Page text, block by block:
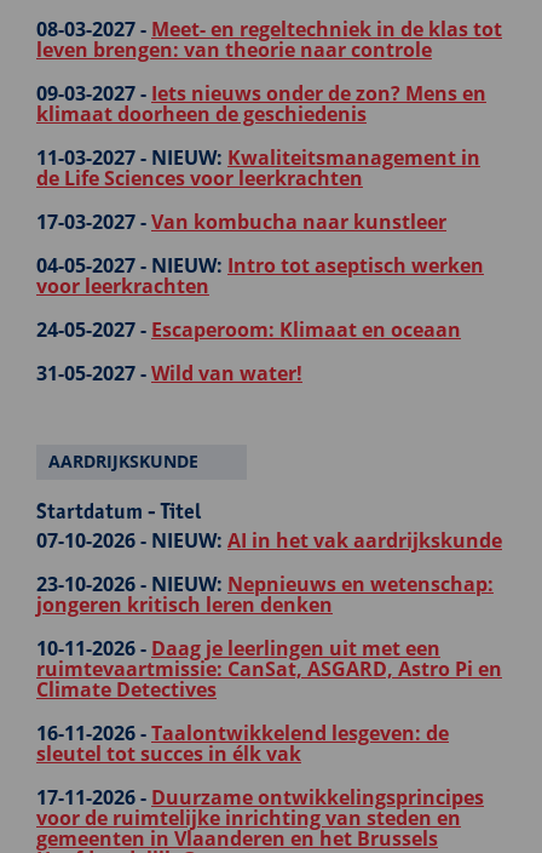
08-03-2027 - Meet- en regeltechniek in de klas tot
leven brengen: van theorie naar controle
09-03-2027 - Iets nieuws onder de zon? Mens en
klimaat doorheen de geschiedenis
11-03-2027 - NIEUW: Kwaliteitsmanagement in
de Life Sciences voor leerkrachten
17-03-2027 -Van kombucha naar kunstleer
04-05-2027 - NIEUW: Intro tot aseptisch werken
voor leerkrachten
24-05-2027 - Escaperoom: Klimaat en oceaan
31-05-2027 -Wild van water!
AARDRIJKSKUNDE
Startdatum - Titel
07-10-2026 - NIEUW: AI in het vak aardrijkskunde
23-10-2026 - NIEUW: Nepnieuws en wetenschap:
jongeren kritisch leren denken
10-11-2026 - Daag je leerlingen uit met een
ruimtevaartmissie: CanSat, ASGARD, Astro Pi en
Climate Detectives
16-11-2026 -Taalontwikkelend lesgeven: de
sleutel tot succes in élk vak
17-11-2026 - Duurzame ontwikkelingsprincipes
voor de ruimtelijke inrichting van steden en
gemeenten in Vlaanderen en het Brussels